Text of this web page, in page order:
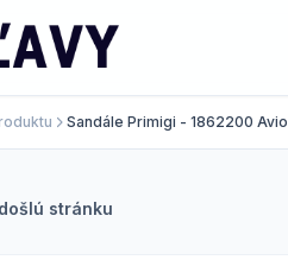
Sandále Primigi - 1862200 Avio
stránku